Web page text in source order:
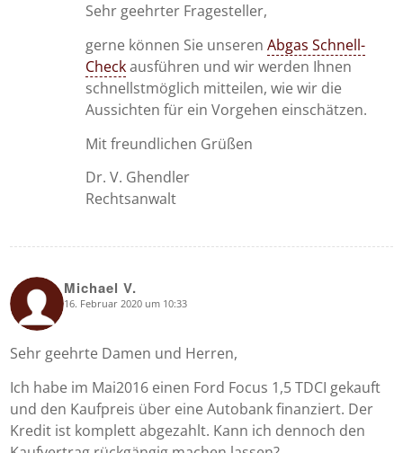
Sehr geehrter Fragesteller,
gerne können Sie unserenAbgas Schnell-
Checkausführen und wir werden Ihnen
schnellstmöglich mitteilen, wie wir die
Aussichten für ein Vorgehen einschätzen.
Mit freundlichen Grüßen
Dr. V. Ghendler
Rechtsanwalt
Michael V.
says: 16. Februar 2020 um 10:33
Sehr geehrte Damen und Herren,
Ich habe im Mai2016 einen Ford Focus 1,5 TDCI gekauft
und den Kaufpreis über eine Autobank finanziert. Der
Kredit ist komplett abgezahlt. Kann ich dennoch den